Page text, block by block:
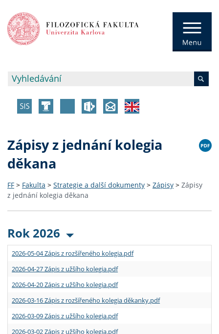
Zápisy z jednání kolegia
děkana
FF > Fakulta > Strategie a další dokumenty > Zápisy > Zápisy
z jednání kolegia děkana
Rok 2026
2026-05-04 Zápis z rozšířeného kolegia.pdf
2026-04-27 Zápis z užšího kolegia.pdf
2026-04-20 Zápis z užšího kolegia.pdf
2026-03-16 Zápis z rozšířeného kolegia děkanky.pdf
2026-03-09 Zápis z užšího kolegia.pdf
2026-03-02 Zápis z užšího kolegia.pdf